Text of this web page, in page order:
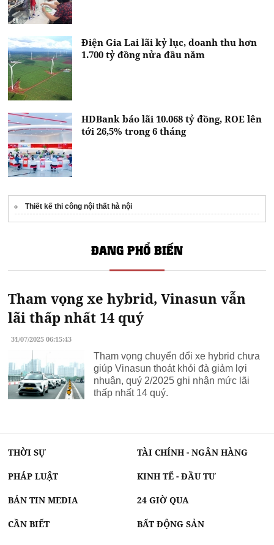
Điện Gia Lai lãi kỷ lục, doanh thu hơn
1.700 tỷ đồng nửa đầu năm
HDBank báo lãi 10.068 tỷ đồng, ROE lên
tới 26,5% trong 6 tháng
Thiết kế thi công nội thất hà nội
ĐANG PHỔ BIẾN
Tham vọng xe hybrid, Vinasun vẫn
lãi thấp nhất 14 quý
31/07/2025 06:15:43
Tham vọng chuyển đổi xe hybrid chưa
giúp Vinasun thoát khỏi đà giảm lợi
nhuận, quý 2/2025 ghi nhận mức lãi
thấp nhất 14 quý.
THỜI SỰ TÀI CHÍNH - NGÂN HÀNG
PHÁP LUẬT KINH TẾ - ĐẦU TƯ
BẢN TIN MEDIA 24 GIỜ QUA
CẦN BIẾT BẤT ĐỘNG SẢN